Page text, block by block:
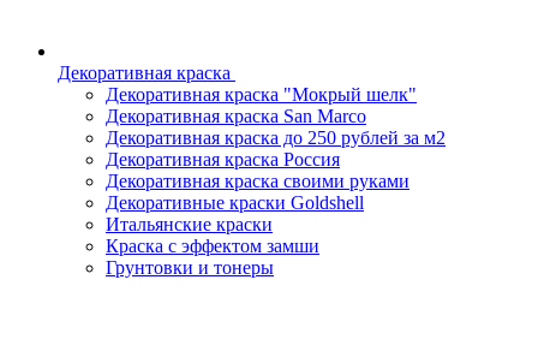
Декоративная краска
Декоративная краска "Мокрый шелк"
Декоративная краска San Marco
Декоративная краска до 250 рублей за м2
Декоративная краска Россия
Декоративная краска своими руками
Декоративные краски Goldshell
Итальянские краски
Краска с эффектом замши
Грунтовки и тонеры